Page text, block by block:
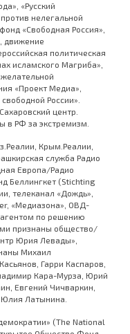
«Русский
нелегальной
«Свободная Россия»,
движение
политическая
исламского Магриба»,
«Проект Медиа»,
России».
центр.
в РФ за экстремизм.
Крым.Реалии,
служба Радио
Европа/Радио
Беллингкет (Stichting
телеканал «Дождь»,
«Медиазона», ОВД-
по решению
признаны общество/
Юрия Левады»,
Михаил
Гарри Каспаров,
Кара-Мурза, Юрий
Евгений Чичваркин,
Латынина.
(The National